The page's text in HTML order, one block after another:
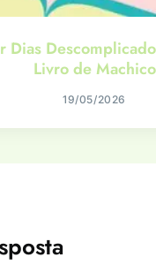
Dias
Livro de Machico
19/05/2026